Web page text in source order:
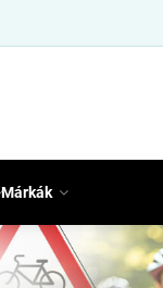
Márkák